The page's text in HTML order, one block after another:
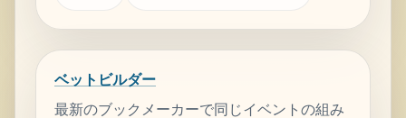
ベットビルダー
最新のブックメーカーで同じイベントの組み